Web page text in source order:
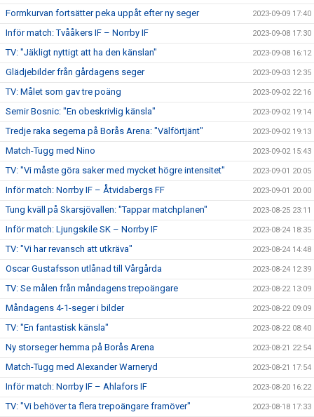
Formkurvan fortsätter peka uppåt efter ny seger 2023-09-09 17:40
Inför match: Tvååkers IF – Norrby IF 2023-09-08 17:30
TV: "Jäkligt nyttigt att ha den känslan" 2023-09-08 16:12
Glädjebilder från gårdagens seger 2023-09-03 12:35
TV: Målet som gav tre poäng 2023-09-02 22:16
Semir Bosnic: "En obeskrivlig känsla" 2023-09-02 19:14
Tredje raka segerna på Borås Arena: "Välförtjänt" 2023-09-02 19:13
Match-Tugg med Nino 2023-09-02 15:43
TV: "Vi måste göra saker med mycket högre intensitet" 2023-09-01 20:05
Inför match: Norrby IF – Åtvidabergs FF 2023-09-01 20:00
Tung kväll på Skarsjövallen: "Tappar matchplanen" 2023-08-25 23:11
Inför match: Ljungskile SK – Norrby IF 2023-08-24 18:35
TV: "Vi har revansch att utkräva" 2023-08-24 14:48
Oscar Gustafsson utlånad till Vårgårda 2023-08-24 12:39
TV: Se målen från måndagens trepoängare 2023-08-22 13:09
Måndagens 4-1-seger i bilder 2023-08-22 09:09
TV: "En fantastisk känsla" 2023-08-22 08:40
Ny storseger hemma på Borås Arena 2023-08-21 22:54
Match-Tugg med Alexander Warneryd 2023-08-21 17:54
Inför match: Norrby IF – Ahlafors IF 2023-08-20 16:22
TV: "Vi behöver ta flera trepoängare framöver" 2023-08-18 17:33